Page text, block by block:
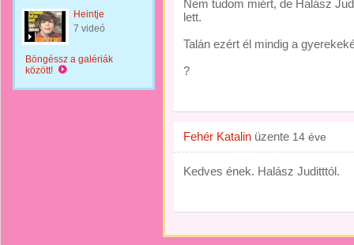
Heintje
7 videó
Böngéssz a galériák
között!
Nem tudom miért, de Halász
lett.
Talán ezért él mindig a
?
Fehér Katalin üzente 14 éve
Kedves ének. Halász Juditttól.